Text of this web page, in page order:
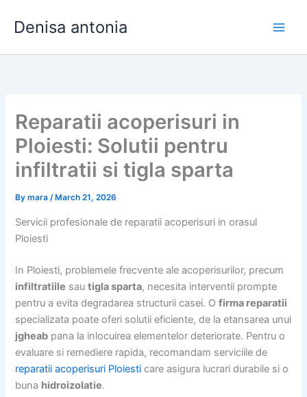
Denisa antonia
Reparatii acoperisuri in
Ploiesti: Solutii pentru
infiltratii si tigla sparta
Bymara/ March 21, 2026
Servicii profesionale de reparatii acoperisuri in orasul
Ploiesti
In Ploiesti, problemele frecvente ale acoperisurilor, precum
infiltratiile sautigla sparta, necesita interventii prompte
pentru a evita degradarea structurii casei. Ofirma reparatii
specializata poate oferi solutii eficiente, de la etansarea unui
jgheab pana la inlocuirea elementelor deteriorate. Pentru o
evaluare si remediere rapida, recomandam serviciile de
reparatii acoperisuri Ploiesti care asigura lucrari durabile si o
buna hidroizolatie.